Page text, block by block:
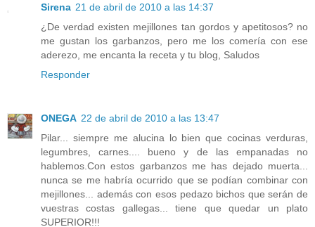
Sirena 21 de abril de 2010 a las 14:37
¿De verdad existen mejillones tan gordos y apetitosos? no
me gustan los garbanzos, pero me los comería con ese
aderezo, me encanta la receta y tu blog, Saludos
Responder
ONEGA 22 de abril de 2010 a las 13:47
Pilar... siempre me alucina lo bien que cocinas verduras,
legumbres, carnes.... bueno y de las empanadas no
hablemos.Con estos garbanzos me has dejado muerta...
nunca se me habría ocurrido que se podían combinar con
mejillones... además con esos pedazo bichos que serán de
vuestras costas gallegas... tiene que quedar un plato
SUPERIOR!!!